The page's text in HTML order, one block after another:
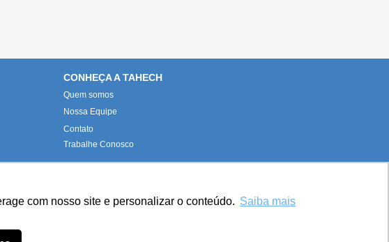
com nosso site e personalizar o conteúdo. Saiba mais
CONHEÇA A TAHECH
Quem somos
Nossa Equipe
Contato
Trabalhe Conosco
e equipe.